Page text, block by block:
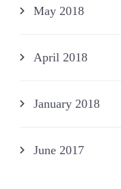
May 2018
April 2018
January 2018
June 2017